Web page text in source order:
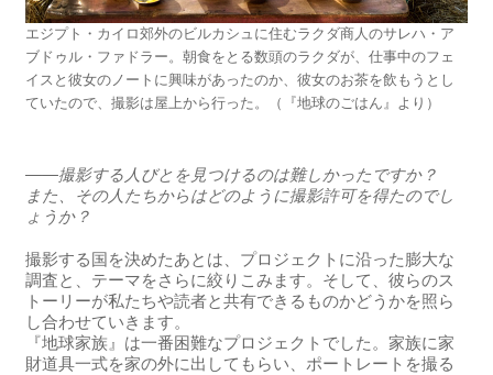
エジプト・カイロ郊外のビルカシュに住むラクダ商人のサレハ・ア
ブドゥル・ファドラー。朝食をとる数頭のラクダが、仕事中のフェ
イスと彼女のノートに興味があったのか、彼女のお茶を飲もうとし
ていたので、撮影は屋上から行った。（『地球のごはん』より）
――撮影する人びとを見つけるのは難しかったですか？
また、その人たちからはどのように撮影許可を得たのでし
ょうか？
撮影する国を決めたあとは、プロジェクトに沿った膨大な
調査と、テーマをさらに絞りこみます。そして、彼らのス
トーリーが私たちや読者と共有できるものかどうかを照ら
し合わせていきます。
『地球家族』は一番困難なプロジェクトでした。家族に家
財道具一式を家の外に出してもらい、ポートレートを撮る